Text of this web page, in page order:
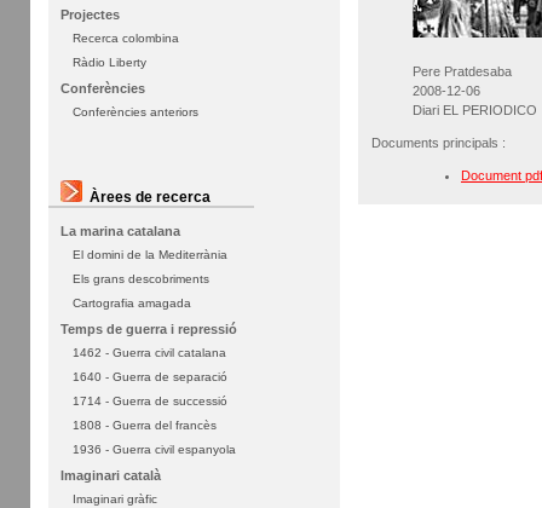
Projectes
Recerca colombina
Ràdio Liberty
Conferències
Conferències anteriors
Àrees de recerca
La marina catalana
El domini de la Mediterrània
Els grans descobriments
Cartografia amagada
Temps de guerra i repressió
1462 - Guerra civil catalana
1640 - Guerra de separació
1714 - Guerra de successió
1808 - Guerra del francès
1936 - Guerra civil espanyola
Imaginari català
Imaginari gràfic
Pere Pratdesaba
2008-12-06
Diari EL PERIODICO
Documents principals :
Document pdf